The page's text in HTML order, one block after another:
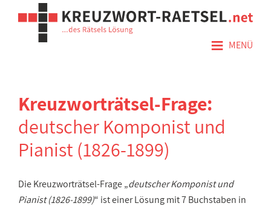
≡ MENÜ
Kreuzworträtsel-Frage:
deutscher Komponist und
Pianist (1826-1899)
Die Kreuzworträtsel-Frage „deutscher Komponist und
Pianist (1826-1899)“ ist einer Lösung mit 7 Buchstaben in